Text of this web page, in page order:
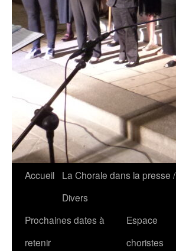
Accueil
La Chorale dans la presse /
Divers
Prochaines dates à
retenir
Espace
choristes